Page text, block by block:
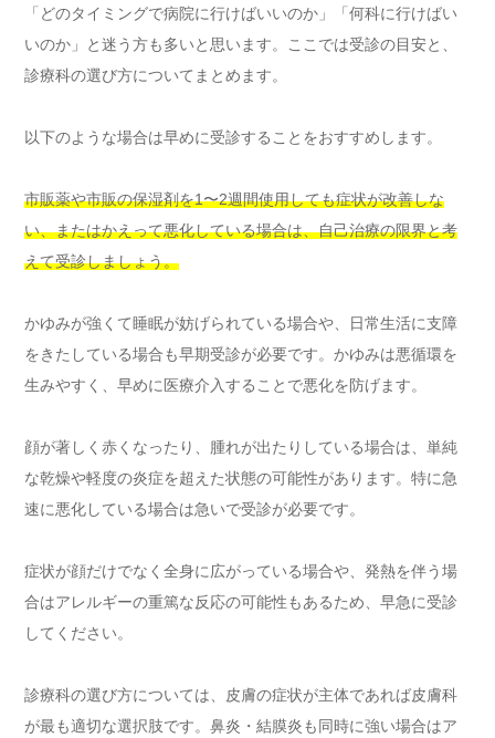
「どのタイミングで病院に行けばいいのか」「何科に行けばい
いのか」と迷う方も多いと思います。ここでは受診の目安と、
診療科の選び方についてまとめます。
以下のような場合は早めに受診することをおすすめします。
市販薬や市販の保湿剤を1〜2週間使用しても症状が改善しな
い、またはかえって悪化している場合は、自己治療の限界と考
えて受診しましょう。
かゆみが強くて睡眠が妨げられている場合や、日常生活に支障
をきたしている場合も早期受診が必要です。かゆみは悪循環を
生みやすく、早めに医療介入することで悪化を防げます。
顔が著しく赤くなったり、腫れが出たりしている場合は、単純
な乾燥や軽度の炎症を超えた状態の可能性があります。特に急
速に悪化している場合は急いで受診が必要です。
症状が顔だけでなく全身に広がっている場合や、発熱を伴う場
合はアレルギーの重篤な反応の可能性もあるため、早急に受診
してください。
診療科の選び方については、皮膚の症状が主体であれば皮膚科
が最も適切な選択肢です。鼻炎・結膜炎も同時に強い場合はア